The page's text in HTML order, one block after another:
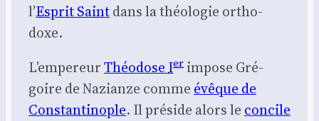
l’Esprit Saintdans la théo­lo­gie ortho­
doxe.
L’empereurThéo­dose Ier impose Gré­
goire de Nazianze comme évêque de
Constan­ti­nople. Il pré­side alors le concile